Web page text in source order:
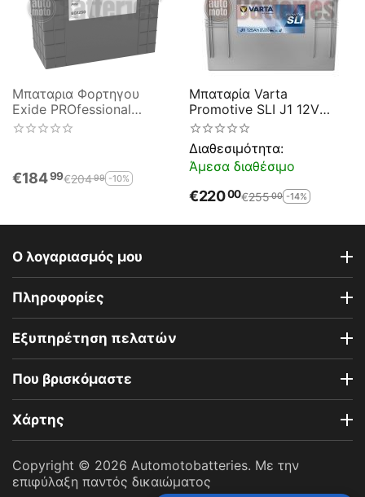
Μπαταρια Φορτηγου
Exide PROfessional
EG1250 125AH 760EN
€18499€20499 -10%
Μπαταρία Varta
Promotive SLI J1 12V
Capacity 20hr 125
(Ah):EN (Amps): 720EN A
Εκκίνησης
Διαθεσιμότητα:
Άμεσα διαθέσιμο
€22000€25500 -14%
Ο λογαριασμός μου
Πληροφορίες
Εξυπηρέτηση πελατών
Που βρισκόμαστε
Χάρτης
Copyright © 2026 Automotobatteries. Με την
επιφύλαξη παντός δικαιώματος